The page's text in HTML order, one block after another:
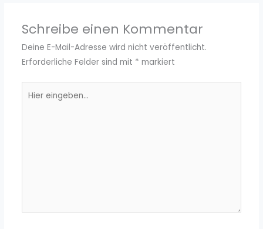
Schreibe einen Kommentar
Deine E-Mail-Adresse wird nicht veröffentlicht.
Erforderliche Felder sind mit * markiert
eingeben…